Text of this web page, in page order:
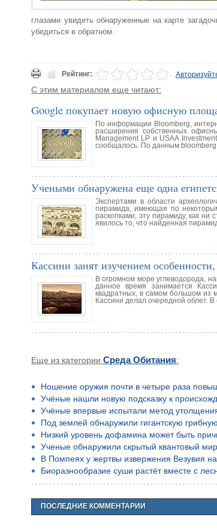
глазами увидеть обнаруженные на карте
убедиться в обратном.
Рейтинг:
С этим материалом еще читают:
Google покупает новую офисную
По информации Bloomberg,
расширения собственных
Management LP и USAA
сообщалось. По данным
Учеными обнаружена еще одна
Экспертами в области
пирамида, имеющая по
раскопками, эту пирамиду, как
явилось то, что найденная
Кассини занят изучением
В огромном море углеводорода,
данное время занимается
квадратных, в самом большом из
Кассини делал очередной облет.
Еще из категории Среда Обитания:
Ношение оружия почти в четыре раза
Учёные нашли новую подсказку к
Учёные впервые испытали метод утолщения
Под землей обнаружили гигантскую
Низкий уровень дофамина может быть
Ученые обнаружили скрытый квантовый мир
В Помпеях у жертвы извержения Везувия
Биоразнообразие суши растёт вместе с
ПОСЛЕДНИЕ КОММЕНТАРИИ